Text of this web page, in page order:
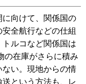
向けて、関係国の
全航行などの仕組
ルコなど関係国は
の在庫がさらに積み
ない。現地からの情
という方法も、レ